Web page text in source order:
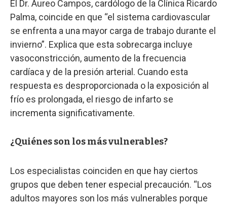
El Dr. Áureo Campos, cardólogo de la Clínica Ricardo
Palma, coincide en que “el sistema cardiovascular
se enfrenta a una mayor carga de trabajo durante el
invierno”. Explica que esta sobrecarga incluye
vasoconstricción, aumento de la frecuencia
cardíaca y de la presión arterial. Cuando esta
respuesta es desproporcionada o la exposición al
frío es prolongada, el riesgo de infarto se
incrementa significativamente.
¿Quiénes son los más vulnerables?
Los especialistas coinciden en que hay ciertos
grupos que deben tener especial precaución. “Los
adultos mayores son los más vulnerables porque